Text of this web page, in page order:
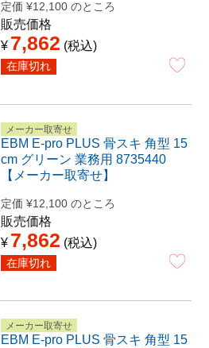
定価 ¥12,100 のところ
販売価格
¥ 7,862 税込
在庫切れ
メーカー取寄せ
EBM E-pro PLUS 骨スキ 角型 15
cm グリーン 業務用 8735440
【メーカー取寄せ】
定価 ¥12,100 のところ
販売価格
¥ 7,862 税込
在庫切れ
メーカー取寄せ
EBM E-pro PLUS 骨スキ 角型 15